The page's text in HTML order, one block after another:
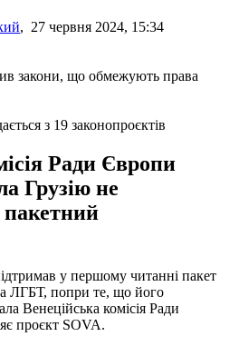
, 27 червня 2024, 15:34
з 19 законопроєктів
Ради Європи
Грузію не
у першому читанні пакет
ЛГБТ, попри те, що його
Венеційська комісія Ради
проєкт SOVA.